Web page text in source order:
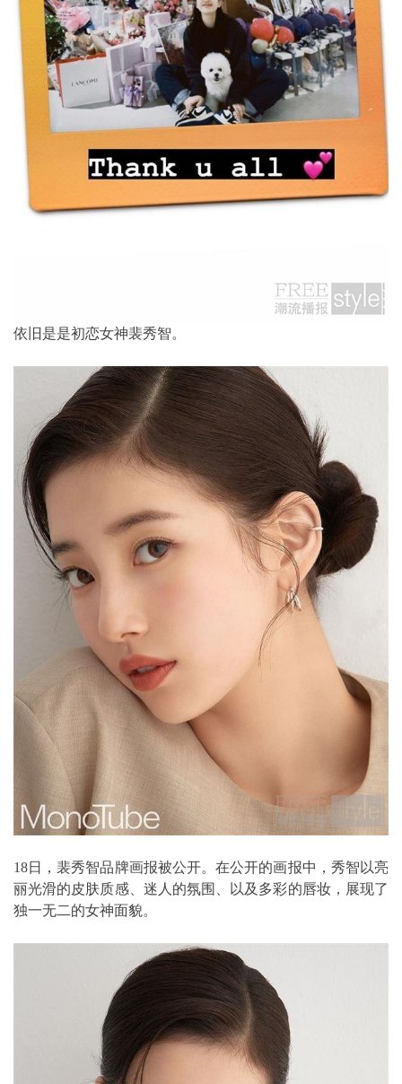
依旧是是初恋女神裴秀智。
18日，裴秀智品牌画报被公开。在公开的画报中，秀智以亮
丽光滑的皮肤质感、迷人的氛围、以及多彩的唇妆，展现了
独一无二的女神面貌。